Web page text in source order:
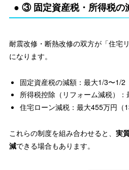
● ③ 固定資産税・所得税の
耐震改修・断熱改修の双方が「住宅
になります。
固定資産税の減額：最大1/3〜1/2
所得税控除（リフォーム減税）
住宅ローン減税：最大455万円（
これらの制度を組み合わせると、 実
減できる場合もあります。